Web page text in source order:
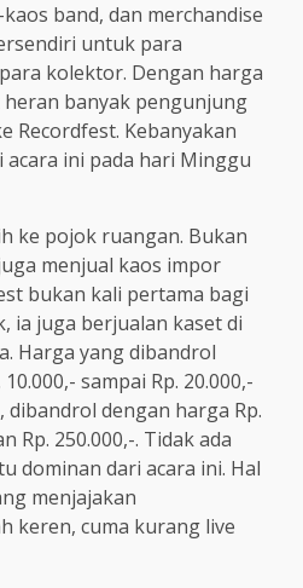
band, dan merchandise
untuk para
kolektor. Dengan harga
banyak pengunjung
Recordfest. Kebanyakan
ini pada hari Minggu
ke pojok ruangan. Bukan
menjual kaos impor
bukan kali pertama bagi
ia juga berjualan kaset di
Harga yang dibandrol
sampai Rp. 20.000,-
dengan harga Rp.
Rp. 250.000,-. Tidak ada
dominan dari acara ini. Hal
menjajakan
keren, cuma kurang live